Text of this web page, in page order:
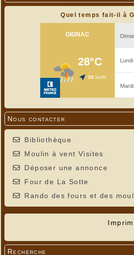
Quel temps fait-il à
Nous contacter
Bibliothèque
Moulin à vent Visites
Déposer une annonce
Four de La Sotte
Rando des fours et des
Recherche